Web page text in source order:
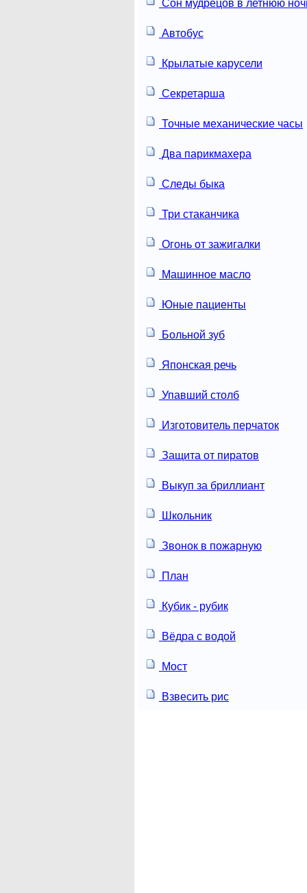
Сон мудрецов в летнюю
Автобус
Крылатые карусели
Секретарша
Точные механические часы
Два парикмахера
Следы быка
Три стаканчика
Огонь от зажигалки
Машинное масло
Юные пациенты
Больной зуб
Японская речь
Упавший столб
Изготовитель перчаток
Защита от пиратов
Выкуп за бриллиант
Школьник
Звонок в пожарную
План
Кубик - рубик
Вёдра с водой
Мост
Взвесить рис